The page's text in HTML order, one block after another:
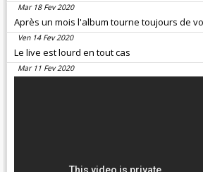
Mar 18 Fev 2020
Après un mois l'album tourne toujours de
Ven 14 Fev 2020
Le live est lourd en tout cas
Mar 11 Fev 2020